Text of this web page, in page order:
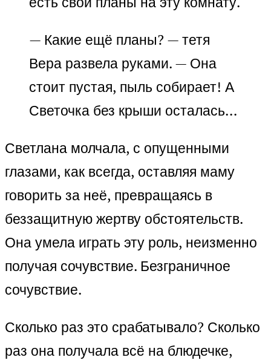
— Какие ещё планы? — тетя
Вера развела руками. — Она
стоит пустая, пыль собирает! А
Светочка без крыши осталась…
Светлана молчала, с опущенными
глазами, как всегда, оставляя маму
говорить за неё, превращаясь в
беззащитную жертву обстоятельств.
Она умела играть эту роль, неизменно
получая сочувствие. Безграничное
сочувствие.
Сколько раз это срабатывало? Сколько
раз она получала всё на блюдечке,